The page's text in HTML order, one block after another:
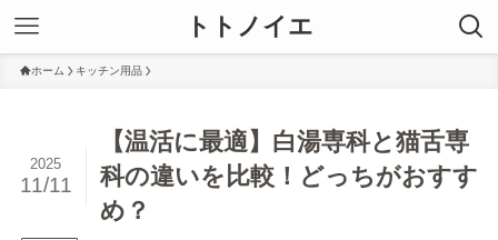
トトノイエ
ホーム キッチン用品
【温活に最適】白湯専科と猫舌専
科の違いを比較！どっちがおすす
め？
2025
11/11